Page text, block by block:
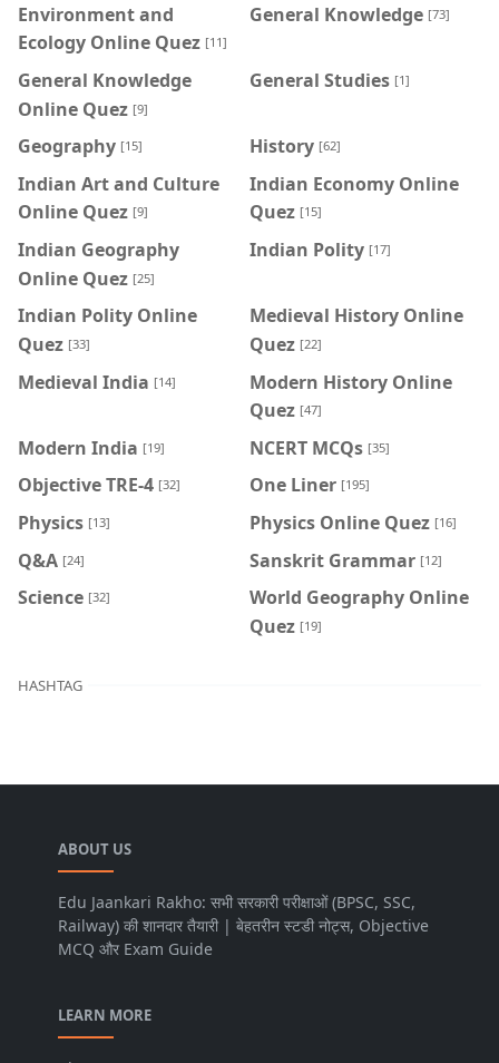
Environment and
Ecology Online Quez [11]
General Knowledge [73]
General Knowledge
Online Quez [9]
General Studies [1]
Geography [15] History [62]
Indian Art and Culture
Online Quez [9]
Indian Economy Online
Quez [15]
Indian Geography
Online Quez [25]
Indian Polity [17]
Indian Polity Online
Quez [33]
Medieval History Online
Quez [22]
Medieval India [14]
Modern History Online
Quez [47]
Modern India [19] NCERT MCQs [35]
Objective TRE-4 [32] One Liner [195]
Physics [13] Physics Online Quez [16]
Q&A [24] Sanskrit Grammar [12]
Science [32]
World Geography Online
Quez [19]
HASHTAG
ABOUT US
Edu Jaankari Rakho: सभी सरकारी परीक्षाओं (BPSC, SSC,
Railway) की शानदार तैयारी | बेहतरीन स्टडी नोट्स, Objective
MCQ और Exam Guide
LEARN MORE